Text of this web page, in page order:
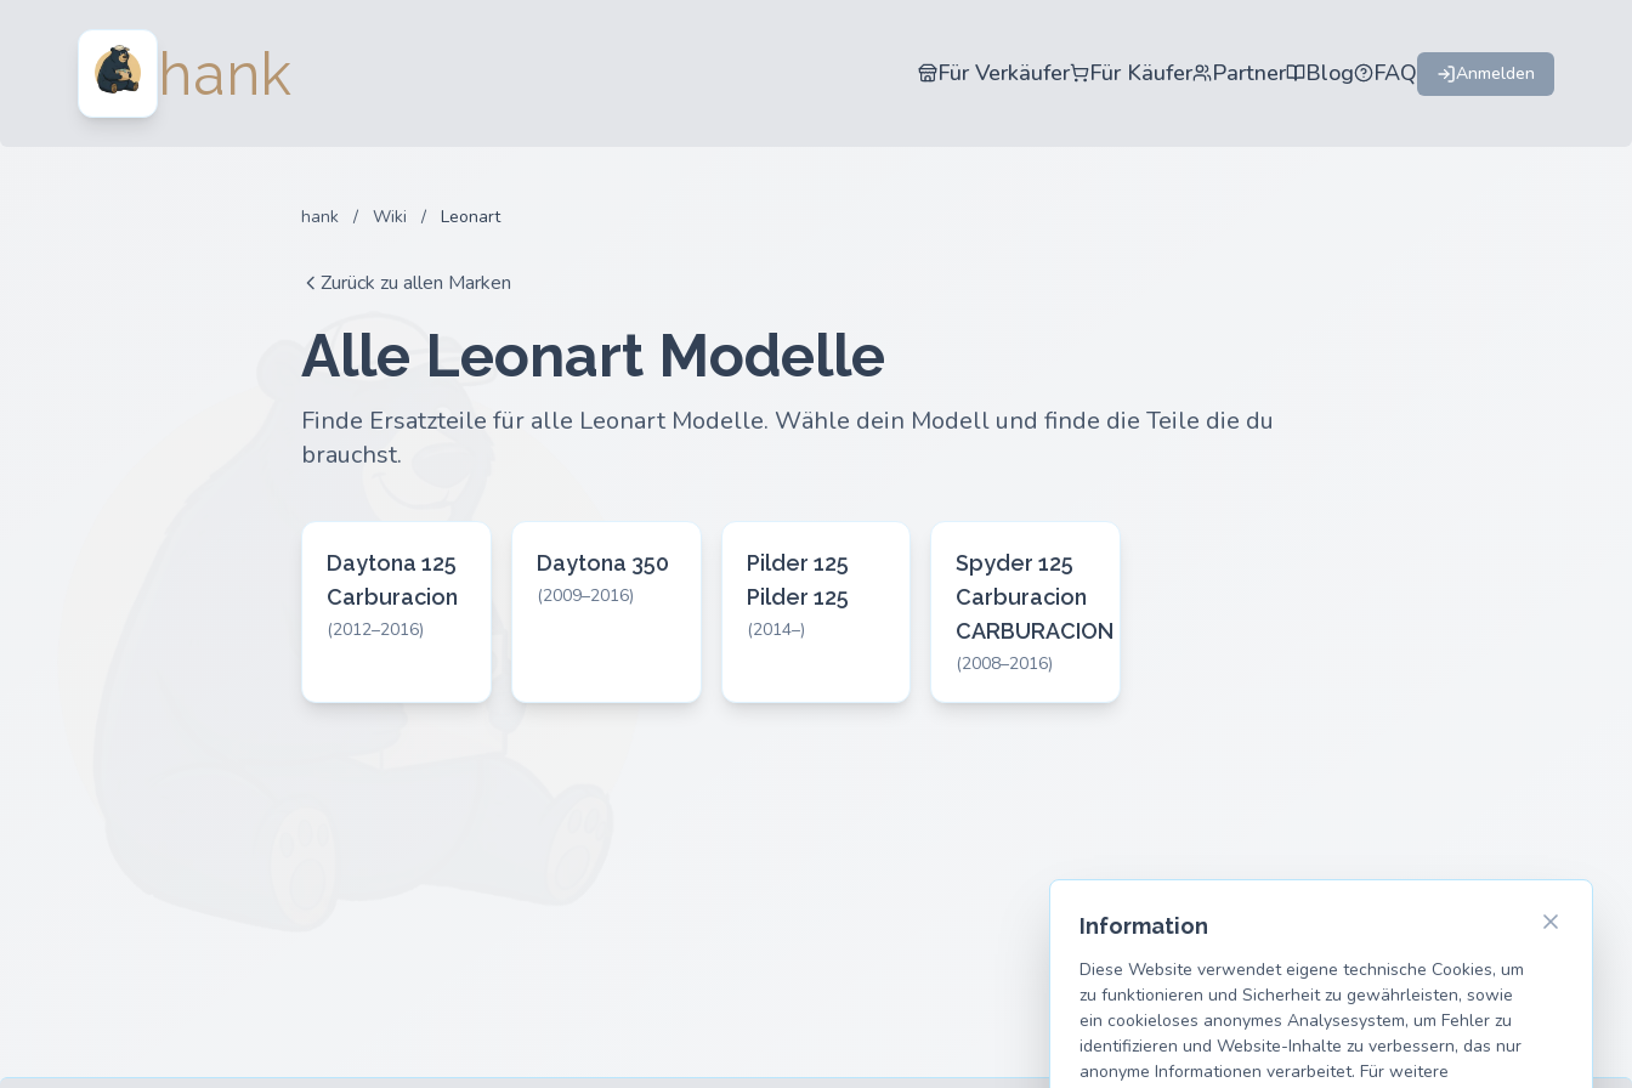
hank Für Verkäufer Für Käufer Partner Blog FAQ Anmelden
hank / Wiki / Leonart
Zurück zu allen Marken
Alle Leonart Modelle
Finde Ersatzteile für alle Leonart Modelle. Wähle dein Modell und finde die Teile die du
brauchst.
Daytona 125
Carburacion
(2012–2016)
Daytona 350
(2009–2016)
Pilder 125
Pilder 125
(2014–)
Spyder 125
Carburacion
CARBURACION
(2008–2016)
Information
Diese Website verwendet eigene technische Cookies, um
zu funktionieren und Sicherheit zu gewährleisten, sowie
ein cookieloses anonymes Analysesystem, um Fehler zu
identifizieren und Website-Inhalte zu verbessern, das nur
anonyme Informationen verarbeitet. Für weitere